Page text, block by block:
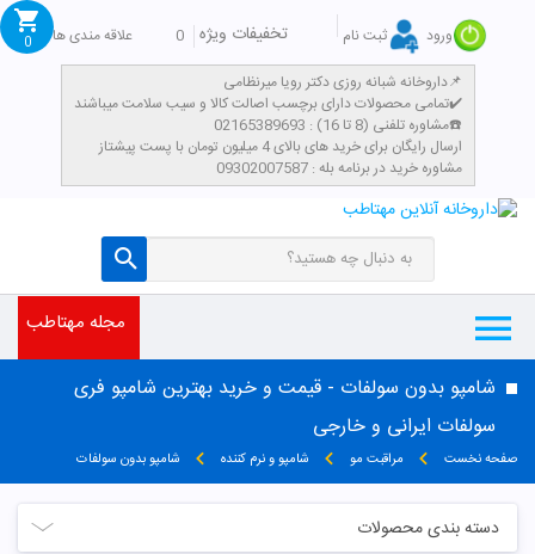
ورود ثبت نام تخفیفات ویژه 0
علاقه مندی ها
داروخانه شبانه روزی دکتر رویا میرنظامی📌
تمامی محصولات دارای برچسب اصالت کالا و سیب سلامت میباشند✔️
مشاوره تلفنی (8 تا 16) : 02165389693☎️
​ارسال رایگان برای خرید های بالای 4 میلیون تومان با پست پیشتاز
مشاوره خرید در برنامه بله : 09302007587
0
مجله مهتاطب
شامپو بدون سولفات - قیمت و خرید بهترین شامپو فری
سولفات ایرانی و خارجی
صفحه نخست مراقبت مو شامپو و نرم کننده شامپو بدون سولفات
دسته بندی محصولات